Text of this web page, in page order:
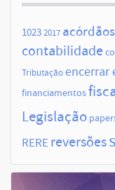
10232017 acórdãos
contabilidade
Tributaçãoencerrar
financiamentos
Legislação
RERE reversõess